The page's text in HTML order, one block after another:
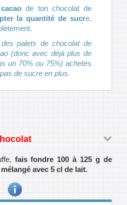
de ton chocolat de
la quantité de sucre,
palets de chocolat de
(donc avec déjà plus de
un 70% ou 75%) achetés
de sucre en plus.
fais fondre 100 à 125 g de
mélangé avec 5 cl de lait.